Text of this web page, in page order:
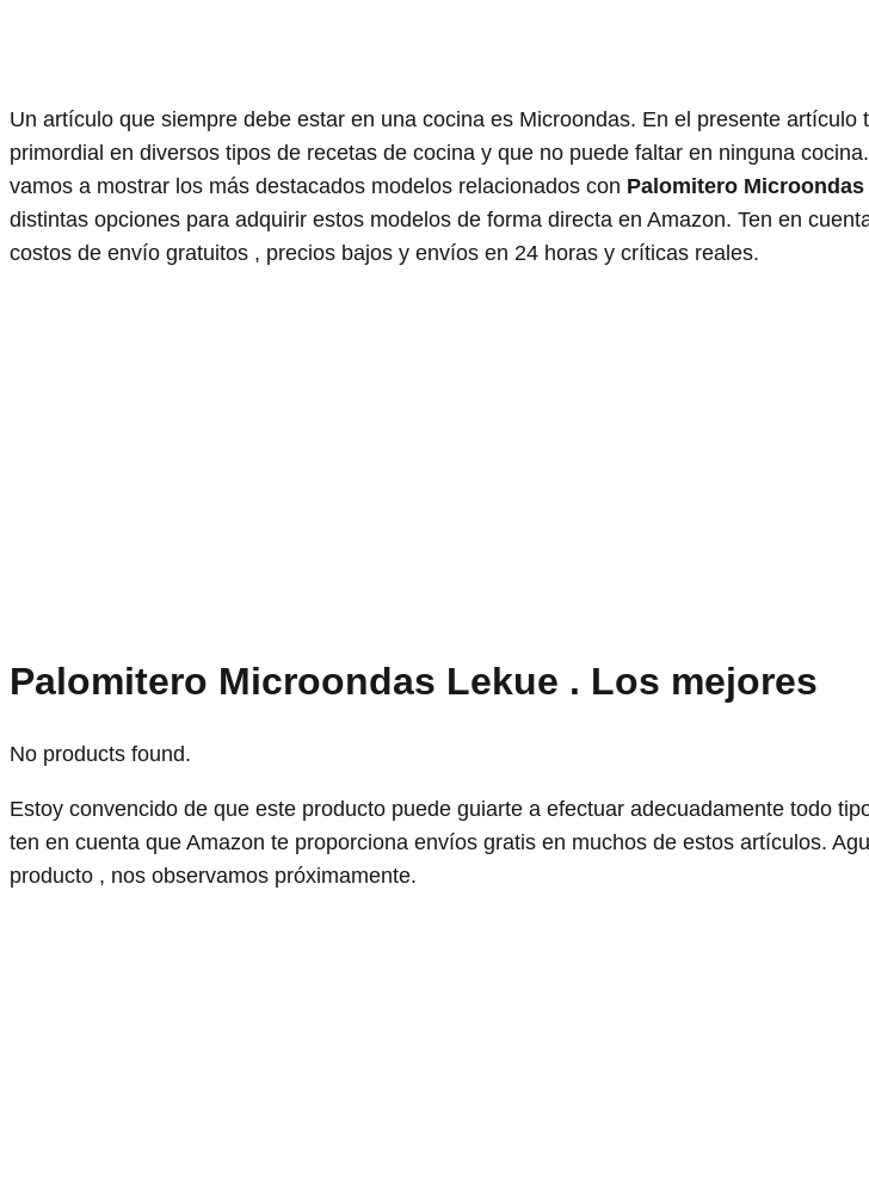
Un artículo que siempre debe estar en una cocina es Microondas. En el presente artículo
primordial en diversos tipos de recetas de cocina y que no puede faltar en ninguna
vamos a mostrar los más destacados modelos relacionados con Palomitero Microondas
distintas opciones para adquirir estos modelos de forma directa en Amazon. Ten en
costos de envío gratuitos , precios bajos y envíos en 24 horas y críticas reales.
Palomitero Microondas Lekue . Los mejores
No products found.
Estoy convencido de que este producto puede guiarte a efectuar adecuadamente todo
ten en cuenta que Amazon te proporciona envíos gratis en muchos de estos artículos.
producto , nos observamos próximamente.